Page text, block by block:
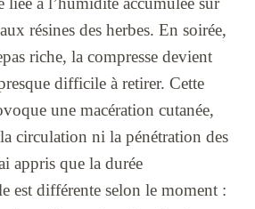
résines des herbes. En soirée,
riche, la compresse devient
difficile à retirer. Cette
une macération cutanée,
circulation ni la pénétration des
appris que la durée
est différente selon le moment :